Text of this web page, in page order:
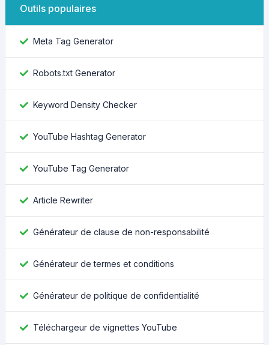
Outils populaires
Meta Tag Generator
Robots.txt Generator
Keyword Density Checker
YouTube Hashtag Generator
YouTube Tag Generator
Article Rewriter
Générateur de clause de non-responsabilité
Générateur de termes et conditions
Générateur de politique de confidentialité
Téléchargeur de vignettes YouTube